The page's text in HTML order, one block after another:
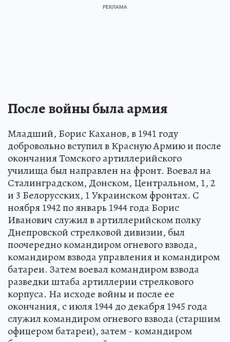
После войны была армия
Младший, Борис Каханов, в 1941 году
добровольно вступил в Красную Армию и после
окончания Томского артиллерийского
училища был направлен на фронт. Воевал на
Сталинградском, Донском, Центральном, 1, 2
и 3 Белорусских, 1 Украинском фронтах. С
ноября 1942 по январь 1944 года Борис
Иванович служил в артиллерийском полку
Днепровской стрелковой дивизии, был
поочередно командиром огневого взвода,
командиром взвода управления и командиром
батареи. Затем воевал командиром взвода
разведки штаба артиллерии стрелкового
корпуса. На исходе войны и после ее
окончания, с июля 1944 до декабря 1945 года
служил командиром огневого взвода (старшим
офицером батареи), затем - командиром